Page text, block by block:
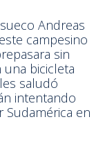
Andreas
campesino
sin
una bicicleta
saludó
intentando
en